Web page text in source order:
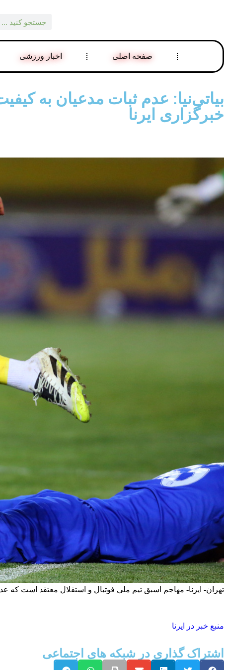
صفحه اصلی اخبار ورزشی
بیاتی‌نیا: عدم ثبات مدعیان به
خبرگزاری ایرنا
تهران- ایرنا- مهاجم اسبق تیم ملی فوتبال و استقلال معتقد است
منبع خبر در ایرنا
اشتراک گذاری در شبکه های اجتماعی